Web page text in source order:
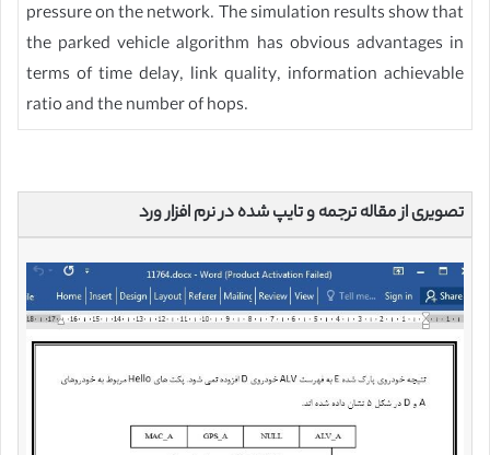
pressure on the network. The simulation results show that
the parked vehicle algorithm has obvious advantages in
terms of time delay, link quality, information achievable
ratio and the number of hops.
تصویری از مقاله ترجمه و تایپ شده در نرم افزار ورد